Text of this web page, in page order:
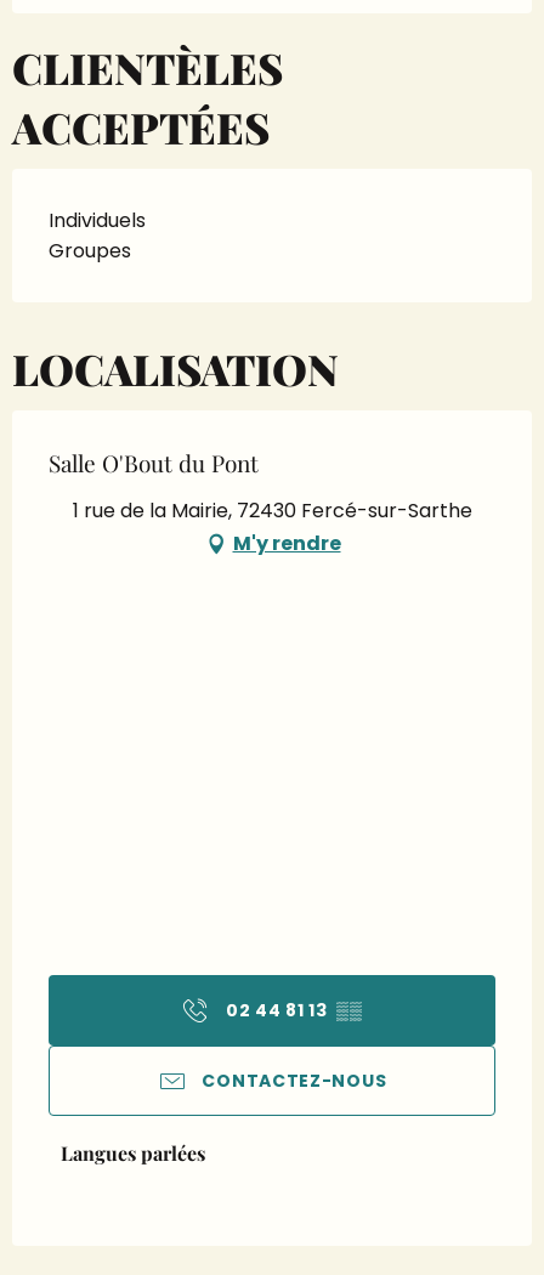
CLIENTÈLES
ACCEPTÉES
Individuels
Groupes
LOCALISATION
Salle O'Bout du Pont
1 rue de la Mairie, 72430 Fercé-sur-Sarthe
M'y rendre
02 44 81 13▒▒
CONTACTEZ-NOUS
Langues parlées
Langues parlées